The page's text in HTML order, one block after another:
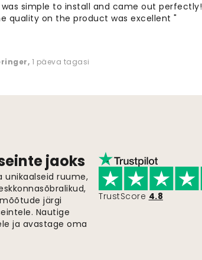
simple to install and came out perfectly!
quality on the product was excellent "
, 1 päeva tagasi
jaoks
unikaalseid ruume,
järgi
Nautige
ja avastage oma
TrustScore 4.8